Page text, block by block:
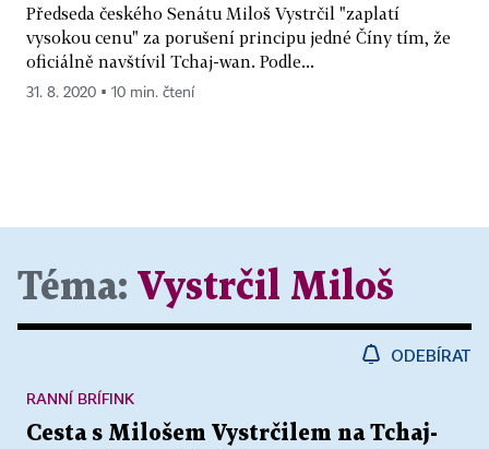
Předseda českého Senátu Miloš Vystrčil "zaplatí
vysokou cenu" za porušení principu jedné Číny tím, že
oficiálně navštívil Tchaj-wan. Podle...
31. 8. 2020 ▪ 10 min. čtení
Téma: Vystrčil Miloš
ODEBÍRAT
Cesta s Milošem Vystrčilem na Tchaj-
RANNÍ BRÍFINK